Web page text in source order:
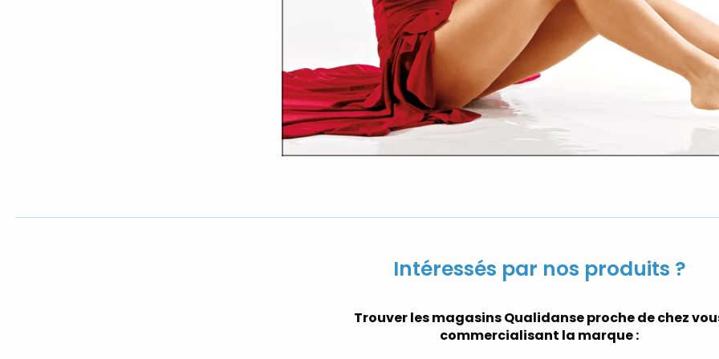
Intéressés par nos produits ?
Trouver les magasins Qualidanse proche de chez
commercialisant la marque :